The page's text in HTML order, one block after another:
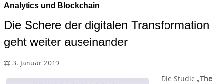
Analytics und Blockchain
Die Schere der digitalen Transformation
geht weiter auseinander
3. Januar 2019
Die Studie „The